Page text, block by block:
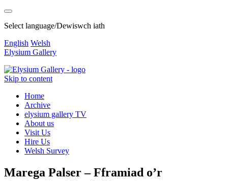
Select language/Dewiswch iath
English Welsh
Elysium Gallery
Skip to content
Home
Archive
elysium gallery TV
About us
Visit Us
Hire Us
Welsh Survey
Marega Palser – Fframiad o’r